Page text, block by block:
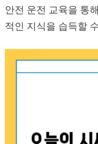
안전 운전 교육을 통
적인 지식을 습득할